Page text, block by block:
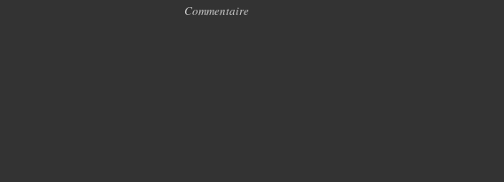
Commentaire